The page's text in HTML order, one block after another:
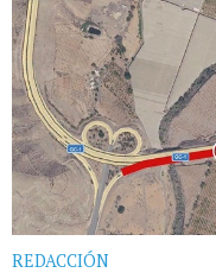
REDACCIÓN